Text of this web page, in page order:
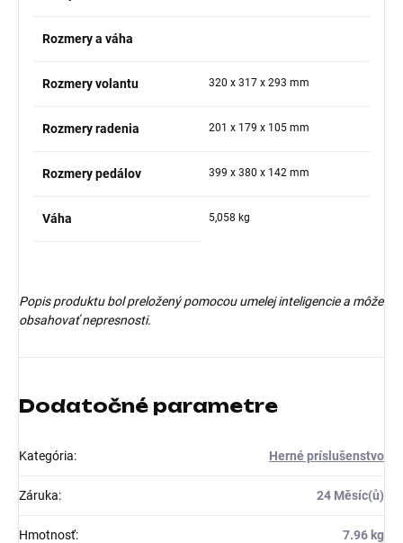
Rozmery a váha
Rozmery volantu 320 x 317 x 293 mm
Rozmery radenia 201 x 179 x 105 mm
Rozmery pedálov 399 x 380 x 142 mm
Váha 5,058 kg
Popis produktu bol preložený pomocou umelej inteligencie a môže
obsahovať nepresnosti.
Dodatočné parametre
Kategória: Herné príslušenstvo
Záruka: 24 Měsíc(ů)
Hmotnosť: 7.96 kg